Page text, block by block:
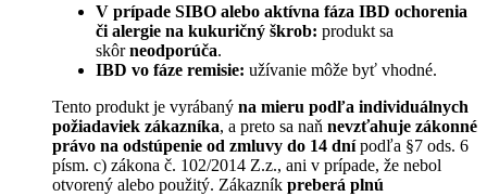
V prípade SIBO alebo aktívna fáza IBD ochorenia
či alergie na kukuričný škrob: produkt sa
skôrneodporúča.
IBD vo fáze remisie: užívanie môže byť vhodné.
Tento produkt je vyrábaný na mieru podľa individuálnych
požiadaviek zákazníka, a preto sa naň nevzťahuje zákonné
právo na odstúpenie od zmluvy do 14 dnípodľa §7 ods. 6
písm. c) zákona č. 102/2014 Z.z., ani v prípade, že nebol
otvorený alebo použitý. Zákazník preberá plnú